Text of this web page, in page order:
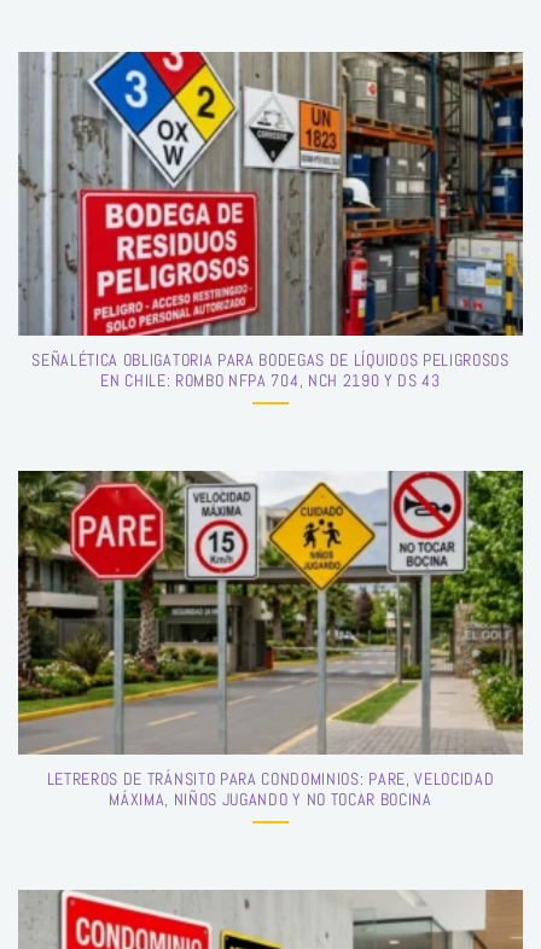
SEÑALÉTICA OBLIGATORIA PARA BODEGAS DE LÍQUIDOS PELIGROSOS
EN CHILE: ROMBO NFPA 704, NCH 2190 Y DS 43
LETREROS DE TRÁNSITO PARA CONDOMINIOS: PARE, VELOCIDAD
MÁXIMA, NIÑOS JUGANDO Y NO TOCAR BOCINA